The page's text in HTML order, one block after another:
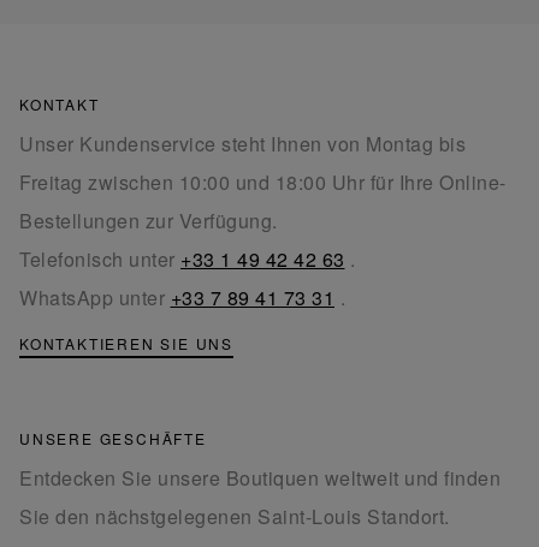
KONTAKT
Unser Kundenservice steht Ihnen von Montag bis
Freitag zwischen 10:00 und 18:00 Uhr für Ihre Online-
Bestellungen zur Verfügung.
Telefonisch unter +33 1 49 42 42 63 .
WhatsApp unter +33 7 89 41 73 31 .
KONTAKTIEREN SIE UNS
UNSERE GESCHÄFTE
Entdecken Sie unsere Boutiquen weltweit und finden
Sie den nächstgelegenen Saint-Louis Standort.